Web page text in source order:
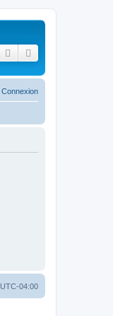
Rechercher
Connexion
UTC-04:00